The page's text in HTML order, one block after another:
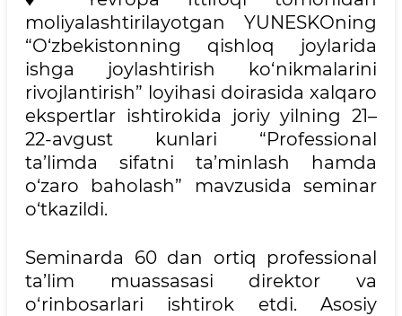
moliyalashtirilayotgan YUNESKOning
“O‘zbekistonning qishloq joylarida
ishga joylashtirish ko‘nikmalarini
rivojlantirish” loyihasi doirasida xalqaro
ekspertlar ishtirokida joriy yilning 21–
22-avgust kunlari “Professional
ta’limda sifatni ta’minlash hamda
o‘zaro baholash” mavzusida seminar
o‘tkazildi.
Seminarda 60 dan ortiq professional
ta’lim muassasasi direktor va
o‘rinbosarlari ishtirok etdi. Asosiy